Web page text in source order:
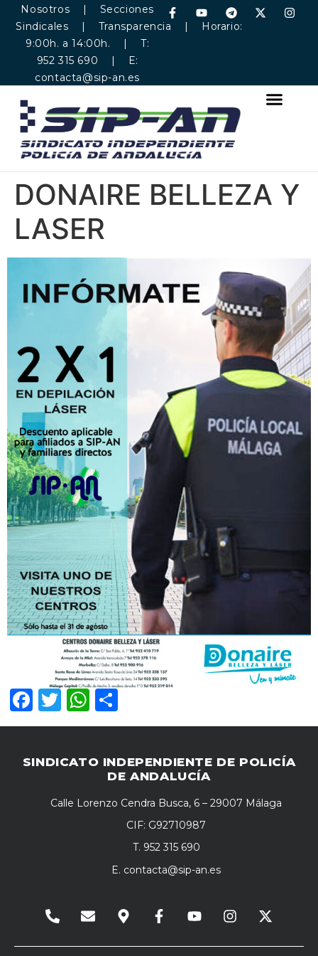
Nosotros | Secciones
Sindicales | Transparencia | Horario:
9:00h. a 14:00h. | T:
952 315 690 | E:
contacta@sip-an.es
DONAIRE BELLEZA Y
LASER
Facebook
TwitterWhatsApp
SINDICATO INDEPENDIENTE DE POLICÍA
DE ANDALUCÍA
Calle Lorenzo Cendra Busca, 6 – 29007 Málaga
CIF: G92710987
T. 952 315 690
E. contacta@sip-an.es